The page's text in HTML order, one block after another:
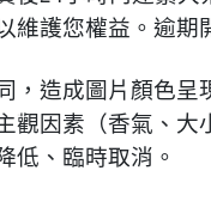
護您權益。逾期
，造成圖片顏色呈
觀因素（香氣、大
低、臨時取消。